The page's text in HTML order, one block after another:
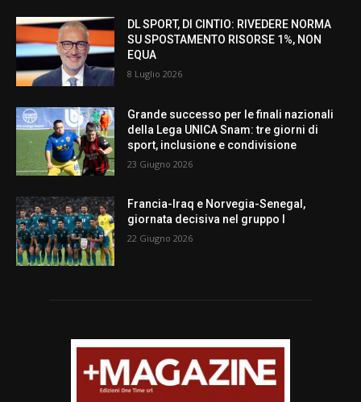
DL SPORT, DI CINTIO: RIVEDERE NORMA
SU SPOSTAMENTO RISORSE 1%, NON
EQUA
8 Luglio 2026
Grande successo per le finali nazionali
della Lega UNICA Snam: tre giorni di
sport, inclusione e condivisione
23 Giugno 2026
Francia-Iraq e Norvegia-Senegal,
giornata decisiva nel gruppo I
22 Giugno 2026